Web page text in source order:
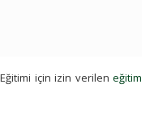
için izin verilen eğitim